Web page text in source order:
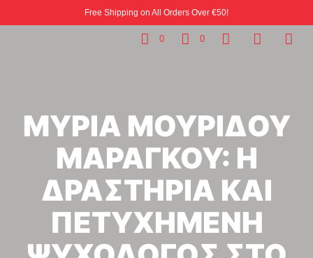
Free Shipping on All Orders Over €50!
0 0
ΜΥΡΙΑ ΜΟΥΡΙΔΟΥ
ΜΑΡΑΓΚΟΥ: Η
ΔΡΑΣΤΗΡΙΑ ΚΑΙ
ΠΕΤΥΧΗΜΕΝΗ